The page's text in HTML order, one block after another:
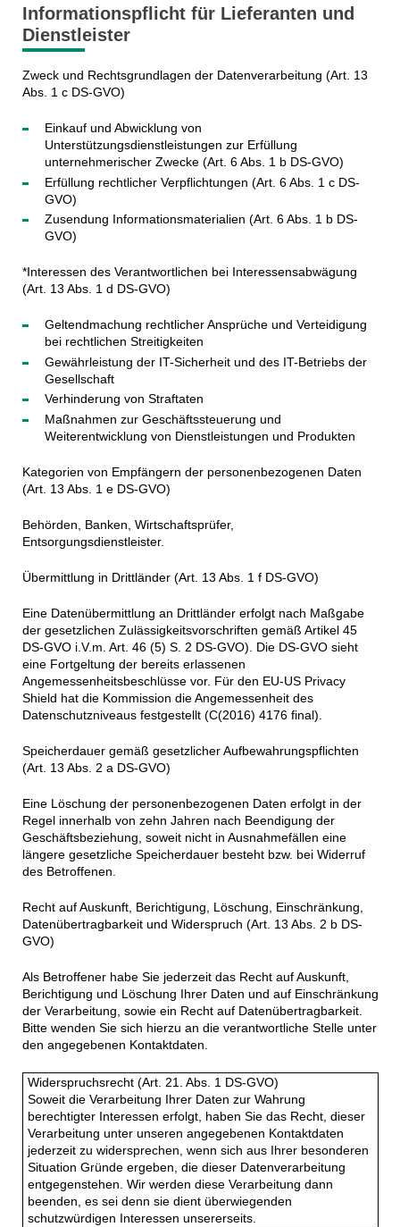
Informationspflicht für Lieferanten und
Dienstleister
Zweck und Rechtsgrundlagen der Datenverarbeitung (Art. 13
Abs. 1 c DS-GVO)
Einkauf und Abwicklung von
Unterstützungsdienstleistungen zur Erfüllung
unternehmerischer Zwecke (Art. 6 Abs. 1 b DS-GVO)
Erfüllung rechtlicher Verpflichtungen (Art. 6 Abs. 1 c DS-
GVO)
Zusendung Informationsmaterialien (Art. 6 Abs. 1 b DS-
GVO)
*Interessen des Verantwortlichen bei Interessensabwägung
(Art. 13 Abs. 1 d DS-GVO)
Geltendmachung rechtlicher Ansprüche und Verteidigung
bei rechtlichen Streitigkeiten
Gewährleistung der IT-Sicherheit und des IT-Betriebs der
Gesellschaft
Verhinderung von Straftaten
Maßnahmen zur Geschäftssteuerung und
Weiterentwicklung von Dienstleistungen und Produkten
Kategorien von Empfängern der personenbezogenen Daten
(Art. 13 Abs. 1 e DS-GVO)
Behörden, Banken, Wirtschaftsprüfer,
Entsorgungsdienstleister.
Übermittlung in Drittländer (Art. 13 Abs. 1 f DS-GVO)
Eine Datenübermittlung an Drittländer erfolgt nach Maßgabe
der gesetzlichen Zulässigkeitsvorschriften gemäß Artikel 45
DS-GVO i.V.m. Art. 46 (5) S. 2 DS-GVO). Die DS-GVO sieht
eine Fortgeltung der bereits erlassenen
Angemessenheitsbeschlüsse vor. Für den EU-US Privacy
Shield hat die Kommission die Angemessenheit des
Datenschutzniveaus festgestellt (C(2016) 4176 final).
Speicherdauer gemäß gesetzlicher Aufbewahrungspflichten
(Art. 13 Abs. 2 a DS-GVO)
Eine Löschung der personenbezogenen Daten erfolgt in der
Regel innerhalb von zehn Jahren nach Beendigung der
Geschäftsbeziehung, soweit nicht in Ausnahmefällen eine
längere gesetzliche Speicherdauer besteht bzw. bei Widerruf
des Betroffenen.
Recht auf Auskunft, Berichtigung, Löschung, Einschränkung,
Datenübertragbarkeit und Widerspruch (Art. 13 Abs. 2 b DS-
GVO)
Als Betroffener habe Sie jederzeit das Recht auf Auskunft,
Berichtigung und Löschung Ihrer Daten und auf Einschränkung
der Verarbeitung, sowie ein Recht auf Datenübertragbarkeit.
Bitte wenden Sie sich hierzu an die verantwortliche Stelle unter
den angegebenen Kontaktdaten.
Widerspruchsrecht (Art. 21. Abs. 1 DS-GVO)
Soweit die Verarbeitung Ihrer Daten zur Wahrung
berechtigter Interessen erfolgt, haben Sie das Recht, dieser
Verarbeitung unter unseren angegebenen Kontaktdaten
jederzeit zu widersprechen, wenn sich aus Ihrer besonderen
Situation Gründe ergeben, die dieser Datenverarbeitung
entgegenstehen. Wir werden diese Verarbeitung dann
beenden, es sei denn sie dient überwiegenden
schutzwürdigen Interessen unsererseits.